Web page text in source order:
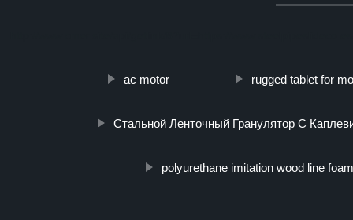
ac motor rugged tablet for
Стальной Ленточный Гранулятор С
polyurethane imitation wood line